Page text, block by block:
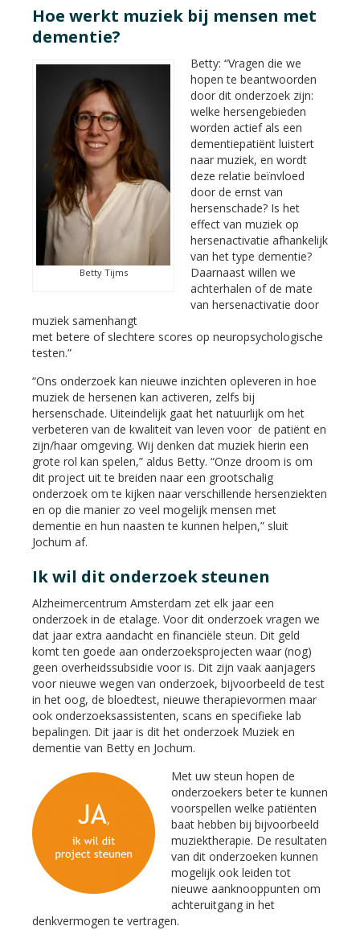
Hoe werkt muziek bij mensen met
dementie?
Betty Tijms
Betty: “Vragen die we
hopen te beantwoorden
door dit onderzoek zijn:
welke hersengebieden
worden actief als een
dementiepatiënt luistert
naar muziek, en wordt
deze relatie beïnvloed
door de ernst van
hersenschade? Is het
effect van muziek op
hersenactivatie afhankelijk
van het type dementie?
Daarnaast willen we
achterhalen of de mate
van hersenactivatie door
muziek samenhangt
met betere of slechtere scores op neuropsychologische
testen.”
“Ons onderzoek kan nieuwe inzichten opleveren in hoe
muziek de hersenen kan activeren, zelfs bij
hersenschade. Uiteindelijk gaat het natuurlijk om het
verbeteren van de kwaliteit van leven voor de patiënt en
zijn/haar omgeving. Wij denken dat muziek hierin een
grote rol kan spelen,” aldus Betty. “Onze droom is om
dit project uit te breiden naar een grootschalig
onderzoek om te kijken naar verschillende hersenziekten
en op die manier zo veel mogelijk mensen met
dementie en hun naasten te kunnen helpen,” sluit
Jochum af.
Ik wil dit onderzoek steunen
Alzheimercentrum Amsterdam zet elk jaar een
onderzoek in de etalage. Voor dit onderzoek vragen we
dat jaar extra aandacht en financiële steun. Dit geld
komt ten goede aan onderzoeksprojecten waar (nog)
geen overheidssubsidie voor is. Dit zijn vaak aanjagers
voor nieuwe wegen van onderzoek, bijvoorbeeld de test
in het oog, de bloedtest, nieuwe therapievormen maar
ook onderzoeksassistenten, scans en specifieke lab
bepalingen. Dit jaar is dit het onderzoek Muziek en
dementie van Betty en Jochum.
Met uw steun hopen de
onderzoekers beter te kunnen
voorspellen welke patiënten
baat hebben bij bijvoorbeeld
muziektherapie. De resultaten
van dit onderzoeken kunnen
mogelijk ook leiden tot
nieuwe aanknooppunten om
achteruitgang in het
denkvermogen te vertragen.